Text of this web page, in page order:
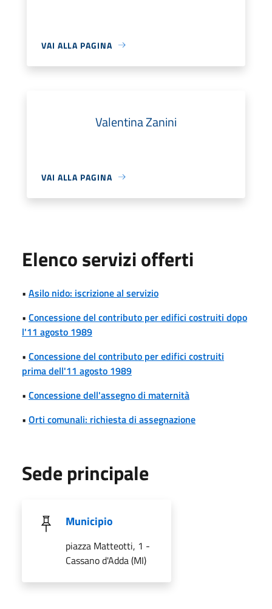
VAI ALLA PAGINA
Valentina Zanini
VAI ALLA PAGINA
Elenco servizi offerti
• Asilo nido: iscrizione al servizio
• Concessione del contributo per edifici costruiti dopo
l'11 agosto 1989
• Concessione del contributo per edifici costruiti
prima dell'11 agosto 1989
• Concessione dell'assegno di maternità
• Orti comunali: richiesta di assegnazione
Sede principale
Municipio
piazza Matteotti, 1 -
Cassano d'Adda (MI)